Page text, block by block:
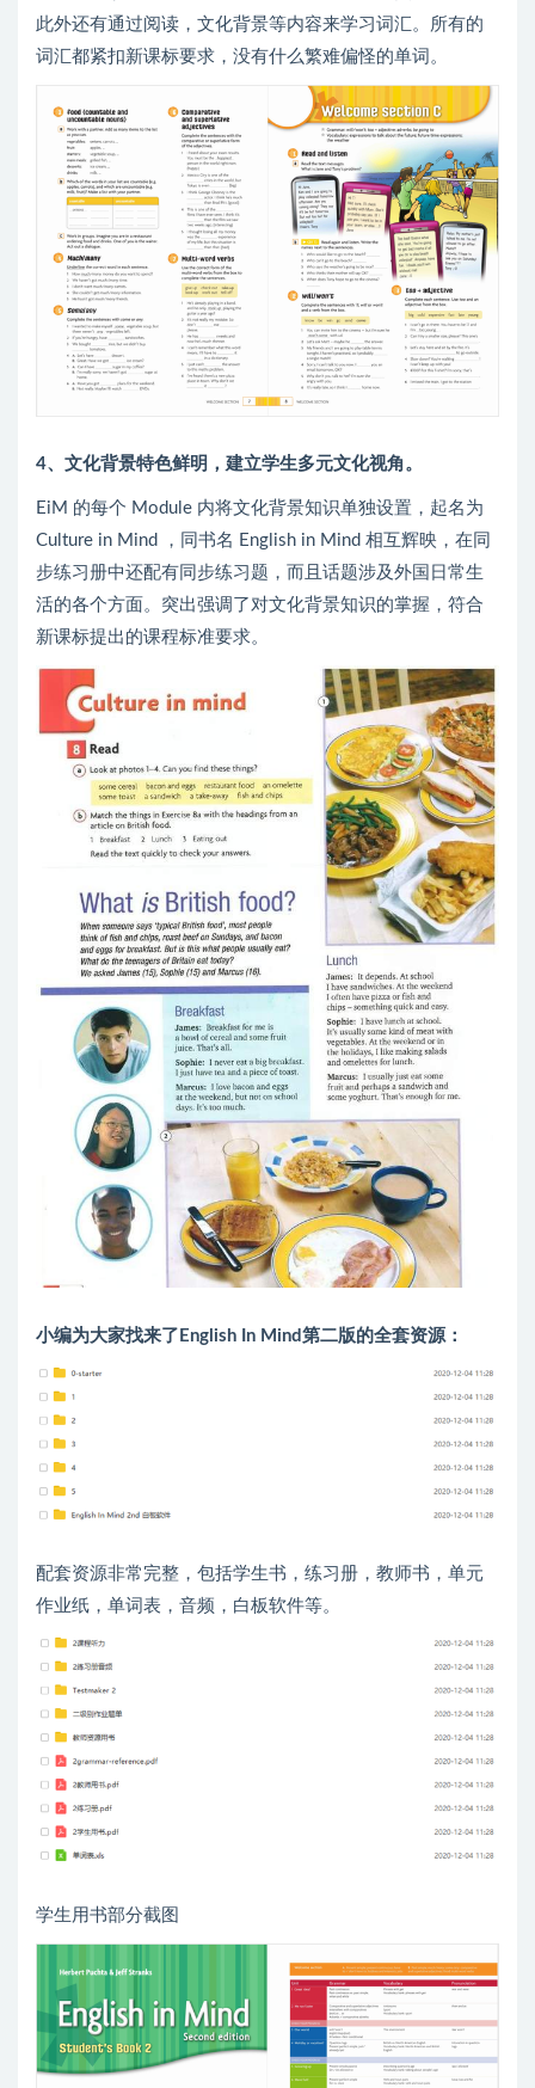
此外还有通过阅读，文化背景等内容来学习词汇。所有的
词汇都紧扣新课标要求，没有什么繁难偏怪的单词。
4、文化背景特色鲜明，建立学生多元文化视角。
EiM 的每个 Module 内将文化背景知识单独设置，起名为
Culture in Mind ，同书名 English in Mind 相互辉映，在同
步练习册中还配有同步练习题，而且话题涉及外国日常生
活的各个方面。突出强调了对文化背景知识的掌握，符合
新课标提出的课程标准要求。
小编为大家找来了English In Mind第二版的全套资源：
配套资源非常完整，包括学生书，练习册，教师书，单元
作业纸，单词表，音频，白板软件等。
学生用书部分截图